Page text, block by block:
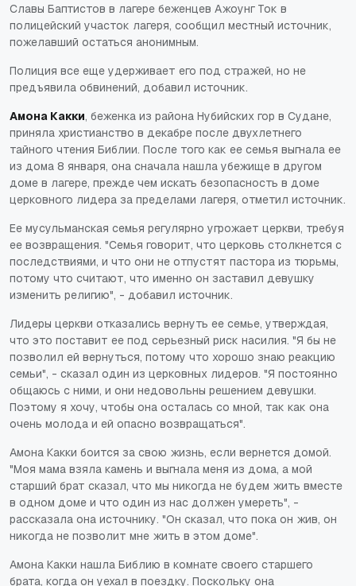
Славы Баптистов в лагере беженцев Ажоунг Ток в
полицейский участок лагеря, сообщил местный источник,
пожелавший остаться анонимным.
Полиция все еще удерживает его под стражей, но не
предъявила обвинений, добавил источник.
Амона Какки, беженка из района Нубийских гор в Судане,
приняла христианство в декабре после двухлетнего
тайного чтения Библии. После того как ее семья выгнала ее
из дома 8 января, она сначала нашла убежище в другом
доме в лагере, прежде чем искать безопасность в доме
церковного лидера за пределами лагеря, отметил источник.
Ее мусульманская семья регулярно угрожает церкви, требуя
ее возвращения. "Семья говорит, что церковь столкнется с
последствиями, и что они не отпустят пастора из тюрьмы,
потому что считают, что именно он заставил девушку
изменить религию", - добавил источник.
Лидеры церкви отказались вернуть ее семье, утверждая,
что это поставит ее под серьезный риск насилия. "Я бы не
позволил ей вернуться, потому что хорошо знаю реакцию
семьи", - сказал один из церковных лидеров. "Я постоянно
общаюсь с ними, и они недовольны решением девушки.
Поэтому я хочу, чтобы она осталась со мной, так как она
очень молода и ей опасно возвращаться".
Амона Какки боится за свою жизнь, если вернется домой.
"Моя мама взяла камень и выгнала меня из дома, а мой
старший брат сказал, что мы никогда не будем жить вместе
в одном доме и что один из нас должен умереть", -
рассказала она источнику. "Он сказал, что пока он жив, он
никогда не позволит мне жить в этом доме".
Амона Какки нашла Библию в комнате своего старшего
брата, когда он уехал в поездку. Поскольку она